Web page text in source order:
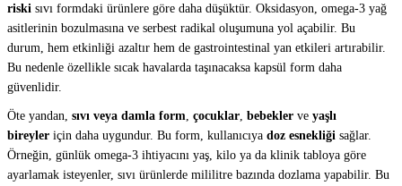
riski sıvı formdaki ürünlere göre daha düşüktür. Oksidasyon, omega-3 yağ
asitlerinin bozulmasına ve serbest radikal oluşumuna yol açabilir. Bu
durum, hem etkinliği azaltır hem de gastrointestinal yan etkileri artırabilir.
Bu nedenle özellikle sıcak havalarda taşınacaksa kapsül form daha
güvenlidir.
Öte yandan, sıvı veya damla form çocuklar bebekler ve yaşlı
bireyler için daha uygundur. Bu form, kullanıcıya doz esnekliği sağlar.
Örneğin, günlük omega-3 ihtiyacını yaş, kilo ya da klinik tabloya göre
ayarlamak isteyenler, sıvı ürünlerde mililitre bazında dozlama yapabilir. Bu